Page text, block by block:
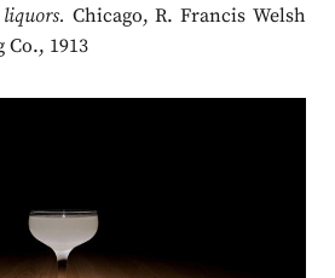
Chicago, R. Francis Welsh
1913